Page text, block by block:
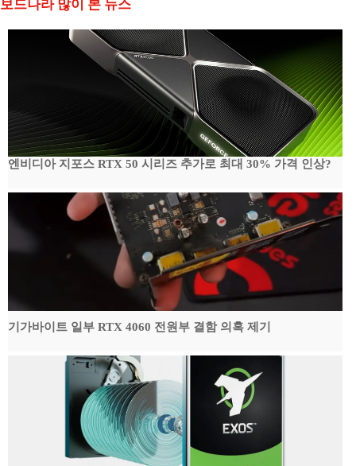
보드나라 많이 본 뉴스
엔비디아 지포스 RTX 50 시리즈 추가로 최대 30% 가격 인상?
기가바이트 일부 RTX 4060 전원부 결함 의혹 제기